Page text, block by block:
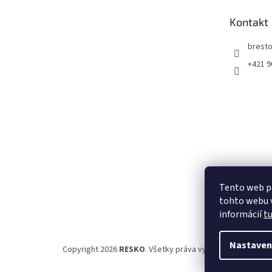
Tento web
tohto webu
informáciítu
Kontakt
+421
Copyright 2026 RESKO. Všetky práva vyhradené.